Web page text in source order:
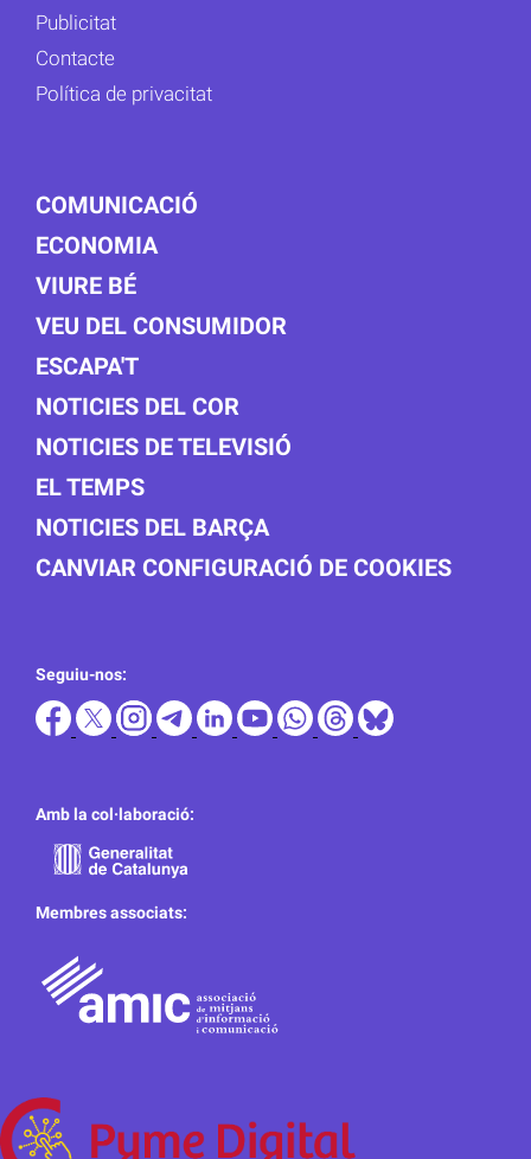
Publicitat
Contacte
Política de privacitat
COMUNICACIÓ
ECONOMIA
VIURE BÉ
VEU DEL CONSUMIDOR
ESCAPA'T
NOTICIES DEL COR
NOTICIES DE TELEVISIÓ
EL TEMPS
NOTICIES DEL BARÇA
CANVIAR CONFIGURACIÓ DE COOKIES
Seguiu-nos:
Amb la col·laboració:
Membres associats: